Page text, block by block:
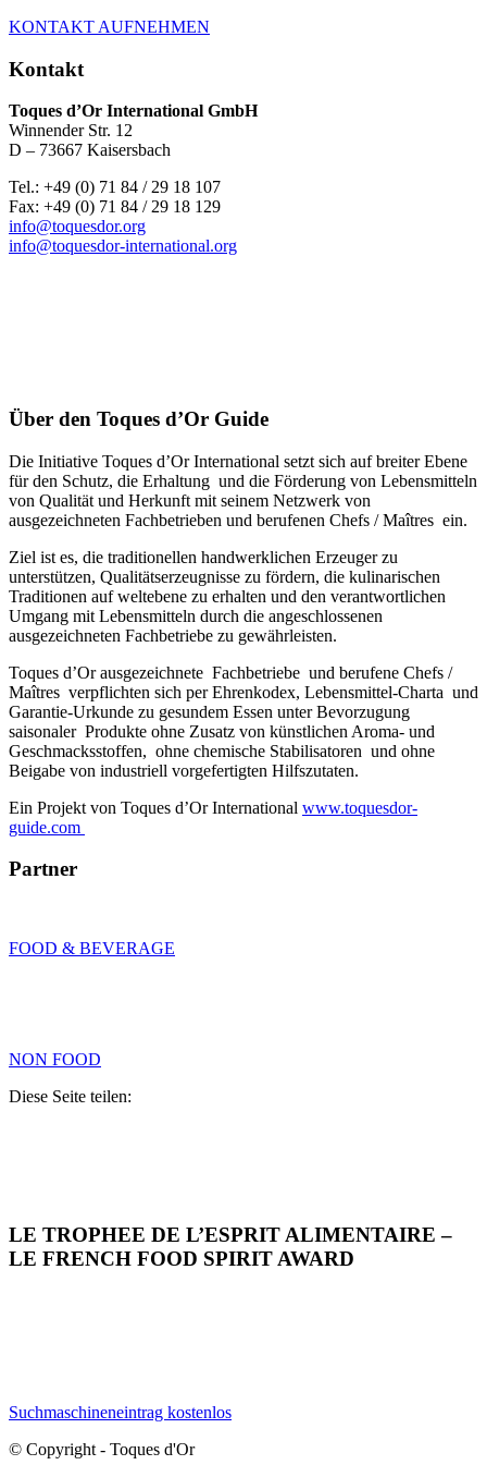
KONTAKT AUFNEHMEN
Kontakt
Toques d’Or International GmbH
Winnender Str. 12
D – 73667 Kaisersbach
Tel.: +49 (0) 71 84 / 29 18 107
Fax: +49 (0) 71 84 / 29 18 129
info@toquesdor.org
info@toquesdor-international.org
Über den Toques d’Or Guide
Die Initiative Toques d’Or International setzt sich auf breiter Ebene
für den Schutz, die Erhaltung und die Förderung von Lebensmitteln
von Qualität und Herkunft mit seinem Netzwerk von
ausgezeichneten Fachbetrieben und berufenen Chefs / Maîtres ein.
Ziel ist es, die traditionellen handwerklichen Erzeuger zu
unterstützen, Qualitätserzeugnisse zu fördern, die kulinarischen
Traditionen auf weltebene zu erhalten und den verantwortlichen
Umgang mit Lebensmitteln durch die angeschlossenen
ausgezeichneten Fachbetriebe zu gewährleisten.
Toques d’Or ausgezeichnete Fachbetriebe und berufene Chefs /
Maîtres verpflichten sich per Ehrenkodex, Lebensmittel-Charta und
Garantie-Urkunde zu gesundem Essen unter Bevorzugung
saisonaler Produkte ohne Zusatz von künstlichen Aroma- und
Geschmacksstoffen, ohne chemische Stabilisatoren und ohne
Beigabe von industriell vorgefertigten Hilfszutaten.
Ein Projekt von Toques d’Or International www.toquesdor-
guide.com
Partner
FOOD & BEVERAGE
NON FOOD
Diese Seite teilen:
LE TROPHEE DE L’ESPRIT ALIMENTAIRE –
LE FRENCH FOOD SPIRIT AWARD
Suchmaschineneintrag kostenlos
© Copyright - Toques d'Or